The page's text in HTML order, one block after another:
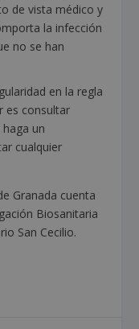
de vista médico y
la infección
no se han
en la regla
es consultar
un
cualquier
Granada cuenta
Biosanitaria
San Cecilio.